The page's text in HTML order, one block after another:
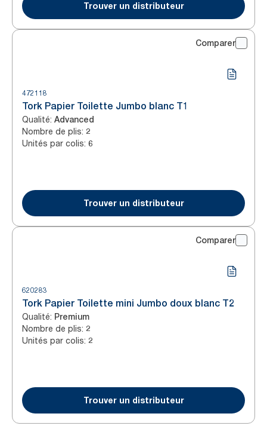
Trouver un distributeur
Comparer
472118
Tork Papier Toilette Jumbo blanc T1
Qualité: Advanced
Nombre de plis: 2
Unités par colis: 6
Trouver un distributeur
Comparer
620283
Tork Papier Toilette mini Jumbo doux blanc T2
Qualité: Premium
Nombre de plis: 2
Unités par colis: 2
Trouver un distributeur